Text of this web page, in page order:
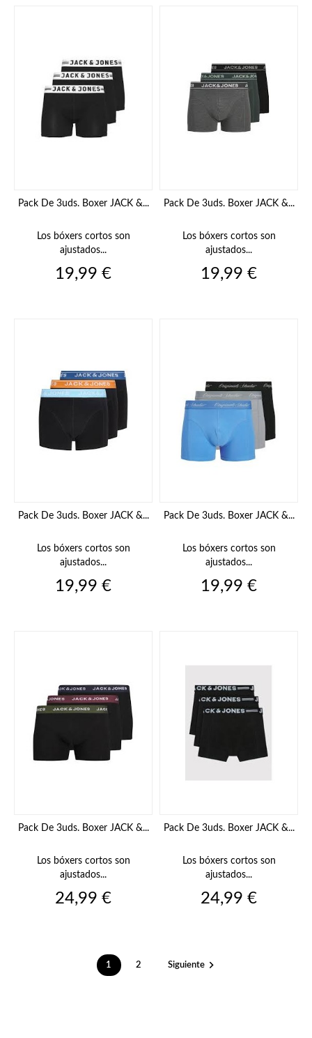
Pack De 3uds. Boxer JACK &...
Los bóxers cortos son
ajustados...
Precio
19,99 €
Pack De 3uds. Boxer JACK &...
Los bóxers cortos son
ajustados...
Precio
19,99 €
Pack De 3uds. Boxer JACK &...
Los bóxers cortos son
ajustados...
Precio
19,99 €
Pack De 3uds. Boxer JACK &...
Los bóxers cortos son
ajustados...
Precio
19,99 €
Pack De 3uds. Boxer JACK &...
Los bóxers cortos son
ajustados...
Precio
24,99 €
Pack De 3uds. Boxer JACK &...
Los bóxers cortos son
ajustados...
Precio
24,99 €
1 2 Siguiente 